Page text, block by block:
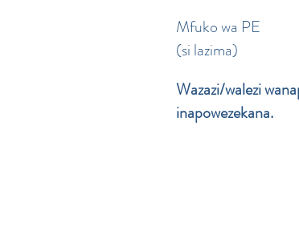
Mfuko wa PE
(si lazima)
Wazazi/walezi
inapowezekana.